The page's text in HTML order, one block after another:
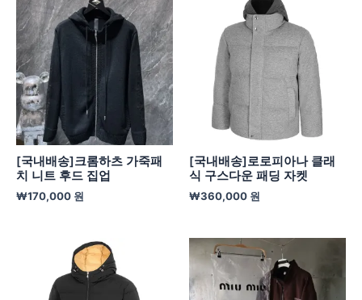
[국내배송]크롬하츠 가죽패
치 니트 후드 집업
₩170,000 원
[국내배송]로로피아나 클래
식 구스다운 패딩 자켓
₩360,000 원